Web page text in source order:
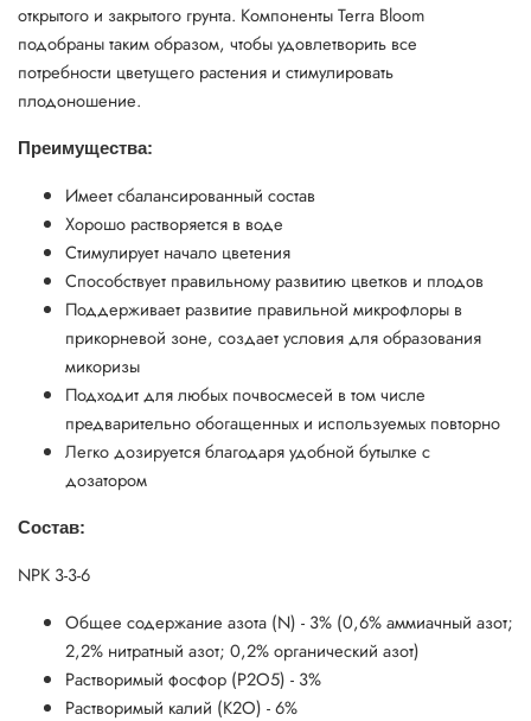
открытого и закрытого грунта. Компоненты Terra Bloom
подобраны таким образом, чтобы удовлетворить все
потребности цветущего растения и стимулировать
плодоношение.
Преимущества:
Имеет сбалансированный состав
Хорошо растворяется в воде
Стимулирует начало цветения
Способствует правильному развитию цветков и плодов
Поддерживает развитие правильной микрофлоры в
прикорневой зоне, создает условия для образования
микоризы
Подходит для любых почвосмесей в том числе
предварительно обогащенных и используемых повторно
Легко дозируется благодаря удобной бутылке с
дозатором
Состав:
NPK 3-3-6
Общее содержание азота (N) - 3% (0,6% аммиачный азот;
2,2% нитратный азот; 0,2% органический азот)
Растворимый фосфор (Р2О5) - 3%
Растворимый калий (К2О) - 6%